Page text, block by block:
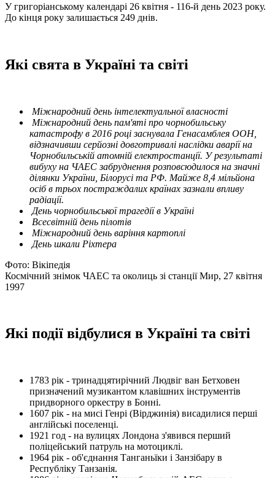
У григоріанському календарі 26 квітня - 116-й день 2023 року.
До кінця року залишається 249 днів.
Які свята в Україні та світі
Міжнародний день інтелектуальної власності
Міжнародний день пам'яті про чорнобильську
катастрофу в 2016 році заснувала Генасамблея ООН,
відзначивши серйозні довготривалі наслідки аварії на
Чорнобильській атомній електростанції. У результаті
вибуху на ЧАЕС забруднення розповсюдилося на значні
ділянки України, Білорусі та РФ. Майже 8,4 мільйона
осіб в трьох постраждалих країнах зазнали впливу
радіації.
День чорнобильської трагедії в Україні
Всесвітній день пілотів
Міжнародний день варіння картоплі
День шкали Ріхтера
Фото: Вікіпедія
Космічний знімок ЧАЕС та околиць зі станції Мир, 27 квітня
1997
Які події відбулися в Україні та світі
1783 рік - тринадцятирічний Людвіг ван Бетховен
призначений музикантом клавішних інструментів
придворного оркестру в Бонні.
1607 рік - на мисі Генрі (Вірджинія) висадилися перші
англійські поселенці.
1921 год - на вулицях Лондона з'явився перший
поліцейський патруль на мотоциклі.
1964 рік - об'єднання Танганьїки і Занзібару в
Республіку Танзанія.